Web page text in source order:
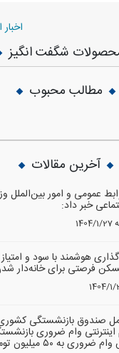
شگفت انگیز
مطالب محبوب
آخرین مقالات
عمومی و امور بین‌الملل
خبر داد:
هوشمند با سود و
فرصتی برای خانه‌دار
صندوق بازنشستگی کشوری
اینترنتی وام ضروری
به ۵۰ میلیون تومان